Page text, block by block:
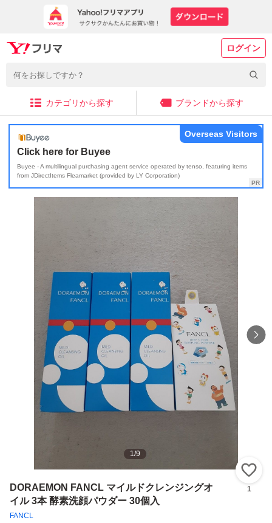
ログイン
カテゴリから探す ブランドから探す
Click here for Buyee
Buyee - A multilingual purchasing agent service operated by tenso, featuring items
from JDirectItems Fleamarket (provided by LY Corporation)
Overseas Visitors
1/9
DORAEMON FANCL マイルドクレンジングオ
イル 3本 酵素洗顔パウダー 30個入
FANCL
1